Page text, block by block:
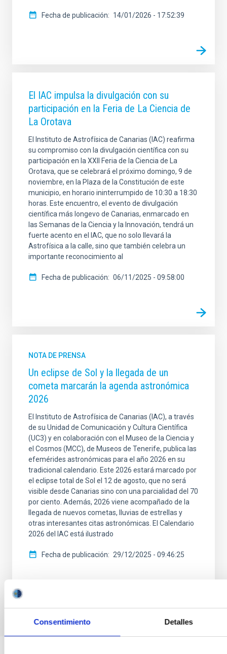
Consentimiento Detalles
Fecha de publicación 14/01/2026 - 17:52:39
El IAC impulsa la divulgación con su
participación en la Feria de La Ciencia de
La Orotava
El Instituto de Astrofísica de Canarias (IAC) reafirma
su compromiso con la divulgación científica con su
participación en la XXII Feria de la Ciencia de La
Orotava, que se celebrará el próximo domingo, 9 de
noviembre, en la Plaza de la Constitución de este
municipio, en horario ininterrumpido de 10:30 a 18:30
horas. Este encuentro, el evento de divulgación
científica más longevo de Canarias, enmarcado en
las Semanas de la Ciencia y la Innovación, tendrá un
fuerte acento en el IAC, que no solo llevará la
Astrofísica a la calle, sino que también celebra un
importante reconocimiento al
Fecha de publicación 06/11/2025 - 09:58:00
NOTA DE PRENSA
Un eclipse de Sol y la llegada de un
cometa marcarán la agenda astronómica
2026
El Instituto de Astrofísica de Canarias (IAC), a través
de su Unidad de Comunicación y Cultura Científica
(UC3) y en colaboración con el Museo de la Ciencia y
el Cosmos (MCC), de Museos de Tenerife, publica las
efemérides astronómicas para el año 2026 en su
tradicional calendario. Este 2026 estará marcado por
el eclipse total de Sol el 12 de agosto, que no será
visible desde Canarias sino con una parcialidad del 70
por ciento. Además, 2026 viene acompañado de la
llegada de nuevos cometas, lluvias de estrellas y
otras interesantes citas astronómicas. El Calendario
2026 del IAC está ilustrado
Fecha de publicación 29/12/2025 - 09:46:25